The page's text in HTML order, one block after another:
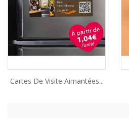
Cartes De Visite Aimantées...